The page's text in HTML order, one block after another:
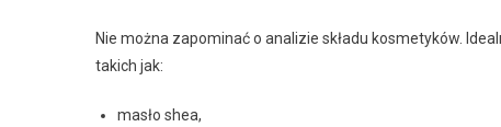
Nie można zapominać o analizie składu kosmetyków.
takich jak:
masło shea,